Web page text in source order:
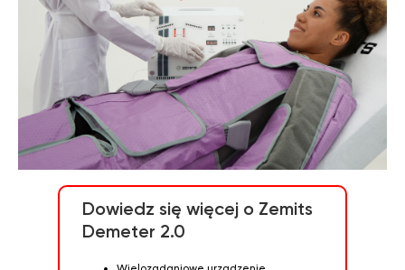
Dowiedz się więcej o Zemits
Demeter 2.0
OPINIE